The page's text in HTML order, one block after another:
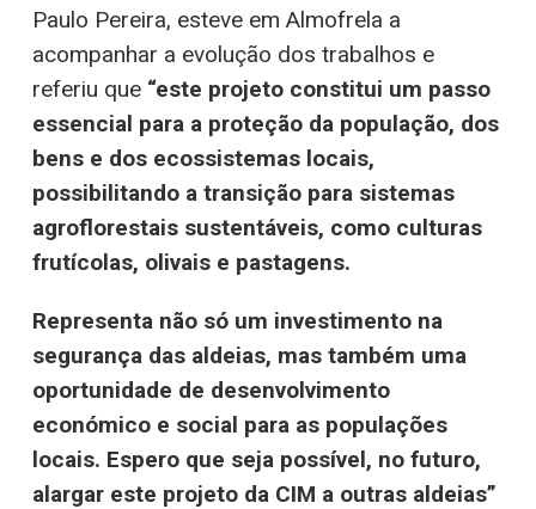
Paulo Pereira, esteve em Almofrela a
acompanhar a evolução dos trabalhos e
referiu que “este projeto constitui um passo
essencial para a proteção da população, dos
bens e dos ecossistemas locais,
possibilitando a transição para sistemas
agroflorestais sustentáveis, como culturas
frutícolas, olivais e pastagens.
Representa não só um investimento na
segurança das aldeias, mas também uma
oportunidade de desenvolvimento
económico e social para as populações
locais. Espero que seja possível, no futuro,
alargar este projeto da CIM a outras aldeias”